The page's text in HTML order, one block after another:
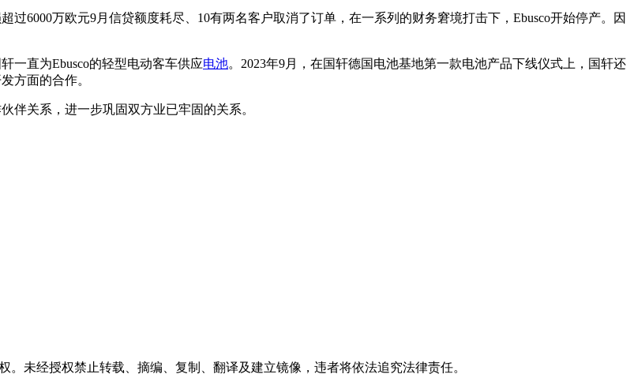
6000万欧元9月信贷额度耗尽、10有两名客户取消了订单，在一系列的财务窘境打击下，Ebusco开始停产。因
一直为Ebusco的轻型电动客车供应电池。2023年9月，在国轩德国电池基地第一款电池产品下线仪式上，国轩还
方面的合作。
伴关系，进一步巩固双方业已牢固的关系。
未经授权禁止转载、摘编、复制、翻译及建立镜像，违者将依法追究法律责任。